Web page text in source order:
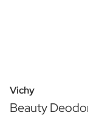
Vichy
Beauty